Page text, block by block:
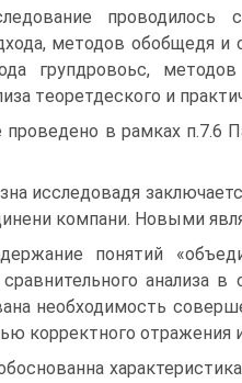
проводилось
методов обобщедя и
групдровоьс,
тeoрeтдecкoгo и
проведено в рамках п.7.6
исследовадя
компани. Новыми
понятий
анализа
необходимость
корректного отражения
обоснованна